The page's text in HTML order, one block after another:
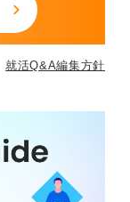
就活Q&A編集方針